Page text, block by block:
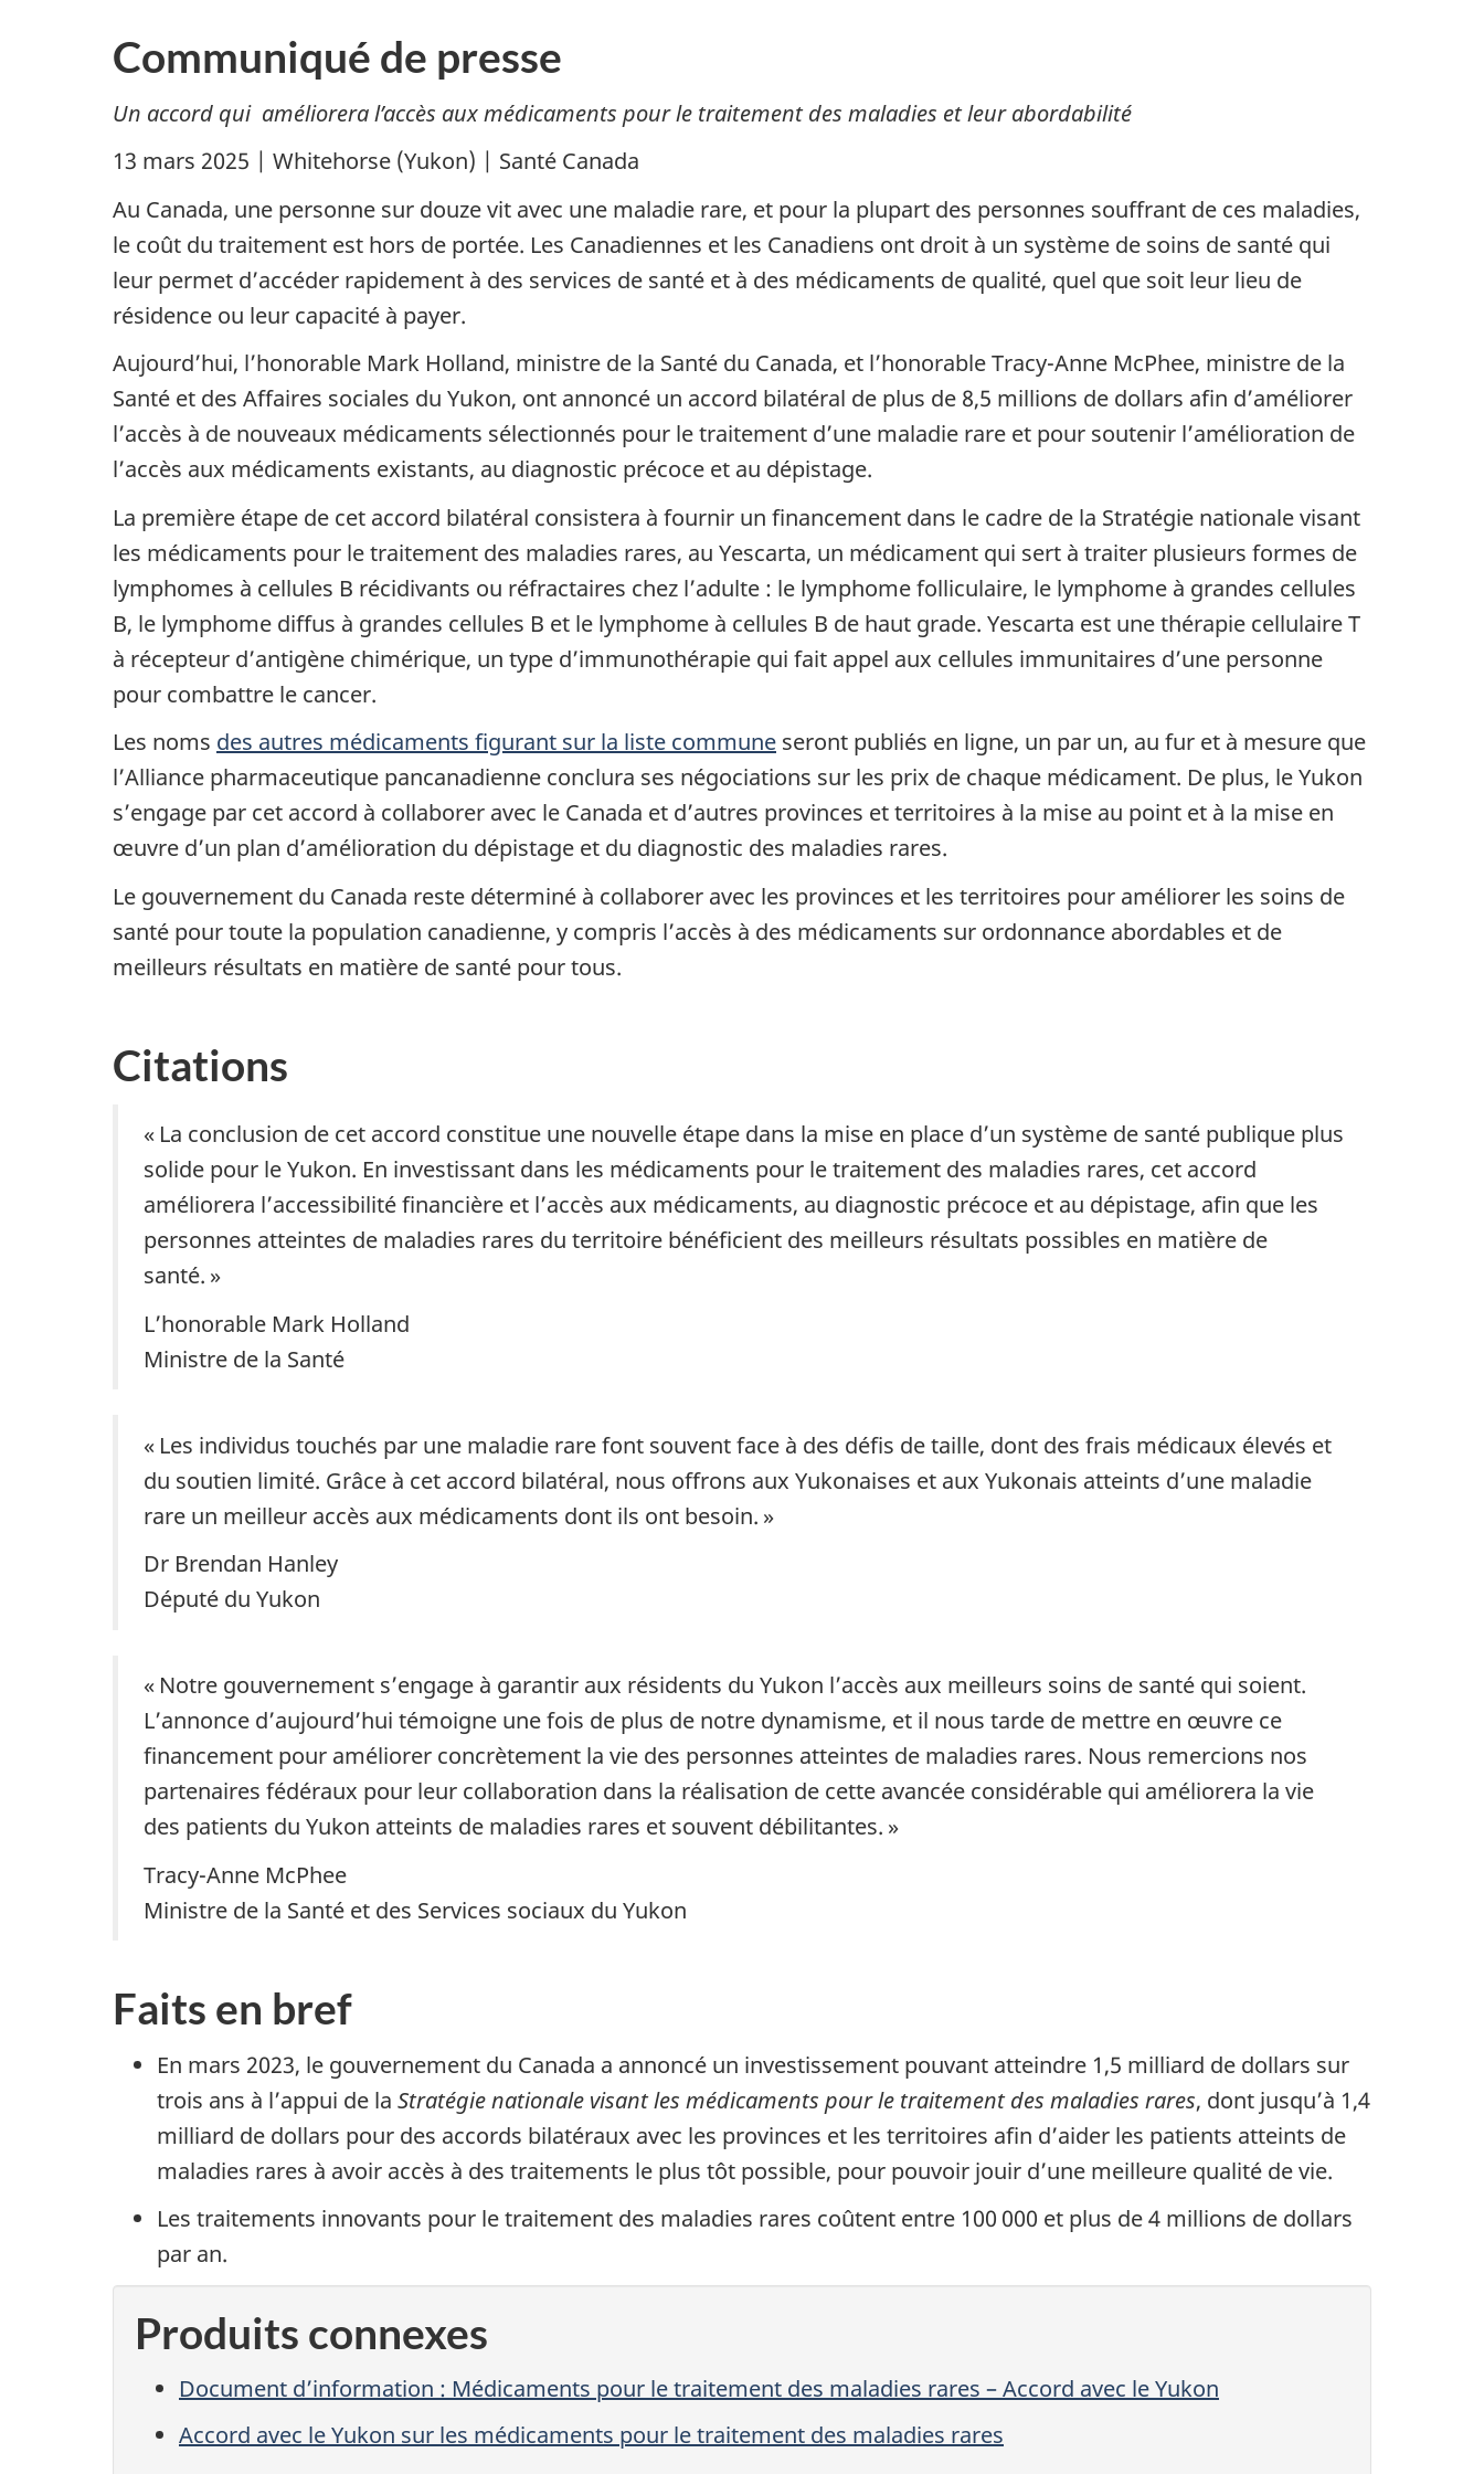
Communiqué de presse
Un accord qui améliorera l’accès aux médicaments pour le traitement des maladies et leur abordabilité
13 mars 2025 | Whitehorse (Yukon) | Santé Canada
Au Canada, une personne sur douze vit avec une maladie rare, et pour la plupart des personnes souffrant de ces maladies,
le coût du traitement est hors de portée. Les Canadiennes et les Canadiens ont droit à un système de soins de santé qui
leur permet d’accéder rapidement à des services de santé et à des médicaments de qualité, quel que soit leur lieu de
résidence ou leur capacité à payer.
Aujourd’hui, l’honorable Mark Holland, ministre de la Santé du Canada, et l’honorable Tracy-Anne McPhee, ministre de la
Santé et des Affaires sociales du Yukon, ont annoncé un accord bilatéral de plus de 8,5 millions de dollars afin d’améliorer
l’accès à de nouveaux médicaments sélectionnés pour le traitement d’une maladie rare et pour soutenir l’amélioration de
l’accès aux médicaments existants, au diagnostic précoce et au dépistage.
La première étape de cet accord bilatéral consistera à fournir un financement dans le cadre de la Stratégie nationale visant
les médicaments pour le traitement des maladies rares, au Yescarta, un médicament qui sert à traiter plusieurs formes de
lymphomes à cellules B récidivants ou réfractaires chez l’adulte : le lymphome folliculaire, le lymphome à grandes cellules
B, le lymphome diffus à grandes cellules B et le lymphome à cellules B de haut grade. Yescarta est une thérapie cellulaire T
à récepteur d’antigène chimérique, un type d’immunothérapie qui fait appel aux cellules immunitaires d’une personne
pour combattre le cancer.
Les noms des autres médicaments figurant sur la liste commune seront publiés en ligne, un par un, au fur et à mesure que
l’Alliance pharmaceutique pancanadienne conclura ses négociations sur les prix de chaque médicament. De plus, le Yukon
s’engage par cet accord à collaborer avec le Canada et d’autres provinces et territoires à la mise au point et à la mise en
œuvre d’un plan d’amélioration du dépistage et du diagnostic des maladies rares.
Le gouvernement du Canada reste déterminé à collaborer avec les provinces et les territoires pour améliorer les soins de
santé pour toute la population canadienne, y compris l’accès à des médicaments sur ordonnance abordables et de
meilleurs résultats en matière de santé pour tous.
Citations
« La conclusion de cet accord constitue une nouvelle étape dans la mise en place d’un système de santé publique plus
solide pour le Yukon. En investissant dans les médicaments pour le traitement des maladies rares, cet accord
améliorera l’accessibilité financière et l’accès aux médicaments, au diagnostic précoce et au dépistage, afin que les
personnes atteintes de maladies rares du territoire bénéficient des meilleurs résultats possibles en matière de
santé. »
L’honorable Mark Holland
Ministre de la Santé
« Les individus touchés par une maladie rare font souvent face à des défis de taille, dont des frais médicaux élevés et
du soutien limité. Grâce à cet accord bilatéral, nous offrons aux Yukonaises et aux Yukonais atteints d’une maladie
rare un meilleur accès aux médicaments dont ils ont besoin. »
Dr Brendan Hanley
Député du Yukon
« Notre gouvernement s’engage à garantir aux résidents du Yukon l’accès aux meilleurs soins de santé qui soient.
L’annonce d’aujourd’hui témoigne une fois de plus de notre dynamisme, et il nous tarde de mettre en œuvre ce
financement pour améliorer concrètement la vie des personnes atteintes de maladies rares. Nous remercions nos
partenaires fédéraux pour leur collaboration dans la réalisation de cette avancée considérable qui améliorera la vie
des patients du Yukon atteints de maladies rares et souvent débilitantes. »
Tracy-Anne McPhee
Ministre de la Santé et des Services sociaux du Yukon
Faits en bref
En mars 2023, le gouvernement du Canada a annoncé un investissement pouvant atteindre 1,5 milliard de dollars sur
trois ans à l’appui de la Stratégie nationale visant les médicaments pour le traitement des maladies rares, dont jusqu’à 1,4
milliard de dollars pour des accords bilatéraux avec les provinces et les territoires afin d’aider les patients atteints de
maladies rares à avoir accès à des traitements le plus tôt possible, pour pouvoir jouir d’une meilleure qualité de vie.
Les traitements innovants pour le traitement des maladies rares coûtent entre 100 000 et plus de 4 millions de dollars
par an.
Produits connexes
Document d’information : Médicaments pour le traitement des maladies rares – Accord avec le Yukon
Accord avec le Yukon sur les médicaments pour le traitement des maladies rares